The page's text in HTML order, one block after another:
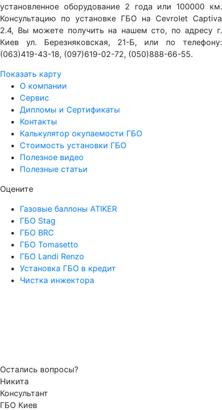
установленное оборудование 2 года или 100000 км.
Консультацию по установке ГБО на Cevrolet Captiva
2.4, Вы можете получить на нашем сто, по адресу г.
Киев ул. Березняковская, 21-Б, или по телефону:
(063)419-43-18, (097)619-02-72, (050)888-66-55.
Показать карту
О компании
Сервис
Дипломы и Сертификаты
Контакты
Калькулятор окупаемости ГБО
Стоимость установки ГБО
Полезное видео
Полезные статьи
Оцените
Газовые баллоны ATIKER
ГБО Stag
ГБО BRC
ГБО Tomasetto
ГБО Landi Renzo
Установка ГБО в кредит
Чистка инжектора
Остались вопросы?
Никита
Консультант
ГБО Киев